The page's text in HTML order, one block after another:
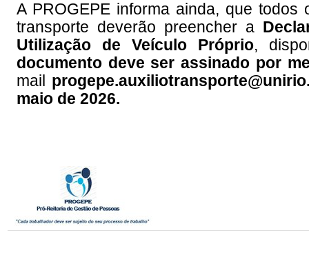
A PROGEPE informa ainda, que
transporte deverão preencher a
Utilização de Veículo Próprio,
documento deve ser assinado por
mail
maio de 2026.